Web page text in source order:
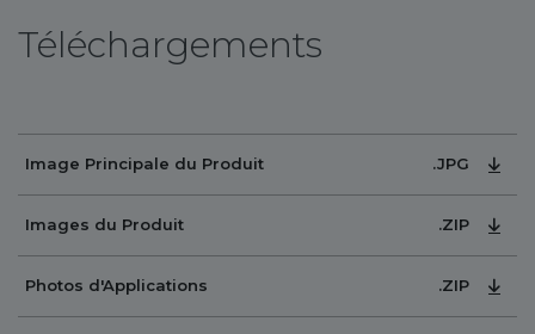
Téléchargements
Image Principale du Produit .JPG
Images du Produit .ZIP
Photos d'Applications .ZIP